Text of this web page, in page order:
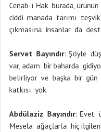
Cenab-ı Hak burada,
ciddi manada tarımı
çıkmasına insanlar da
Servet Bayındır: Şöyle
var, adam bir baharda
belirliyor ve başka bir gün
katkısı yok.
Abdülaziz Bayındır: Evet
Mesela ağaçlarla hiç